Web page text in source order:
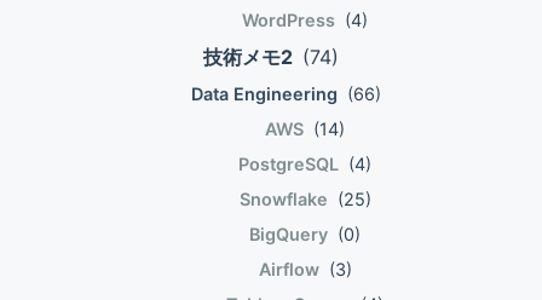
self.bs) * chr(self.bs - len(s) % self.bs) def
_unpad(self, s): return s[:-ord(s[len(s)-1:])] 気付
早々に別の道に進みました。
紐づけは結局人力でやっている。「名前空間プレフ
ィックス」と「クラス名」の間にある「サブ名前空
間」を読み飛ばしている。名前空間プレフィックス
に続く「サブ名前空間」分をクラス側が自由に使え
るところが興味深い。 実行結果 実行してみる。実
行結果から分かりにくくて恐縮だが、new()しても
たときにHello World!が2回表示された。late-
binding的な感じ。 $ php sample.php Hello
意なのか、NamespaceNameと
NamespaceNameだけで表現しているようだ。
「トップレベル」って「一番最初
=NamespaceName」のことか？？ The fully
qualified class name MAY have one or more
追加しても良い。 階層構造を持った複雑な名前空間
も定義できるということ。 The fully qualified class
WordPress (4)
技術メモ2 (74)
Data Engineering (66)
AWS (14)
PostgreSQL (4)
Snowflake (25)
BigQuery (0)
Airflow (3)